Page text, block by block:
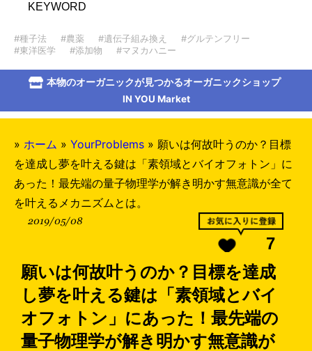
KEYWORD
#種子法 #農薬 #遺伝子組み換え
#グルテンフリー
#東洋医学
#添加物 #マヌカハニー
本物のオーガニックが見つかるオーガニックショップ
IN YOU Market
» ホーム » YourProblems » 願いは何故叶うのか？目標
を達成し夢を叶える鍵は「素領域とバイオフォトン」に
あった！最先端の量子物理学が解き明かす無意識が全て
を叶えるメカニズムとは。
2019/05/08
7
願いは何故叶うのか？目標を達成
し夢を叶える鍵は「素領域とバイ
オフォトン」にあった！最先端の
量子物理学が解き明かす無意識が